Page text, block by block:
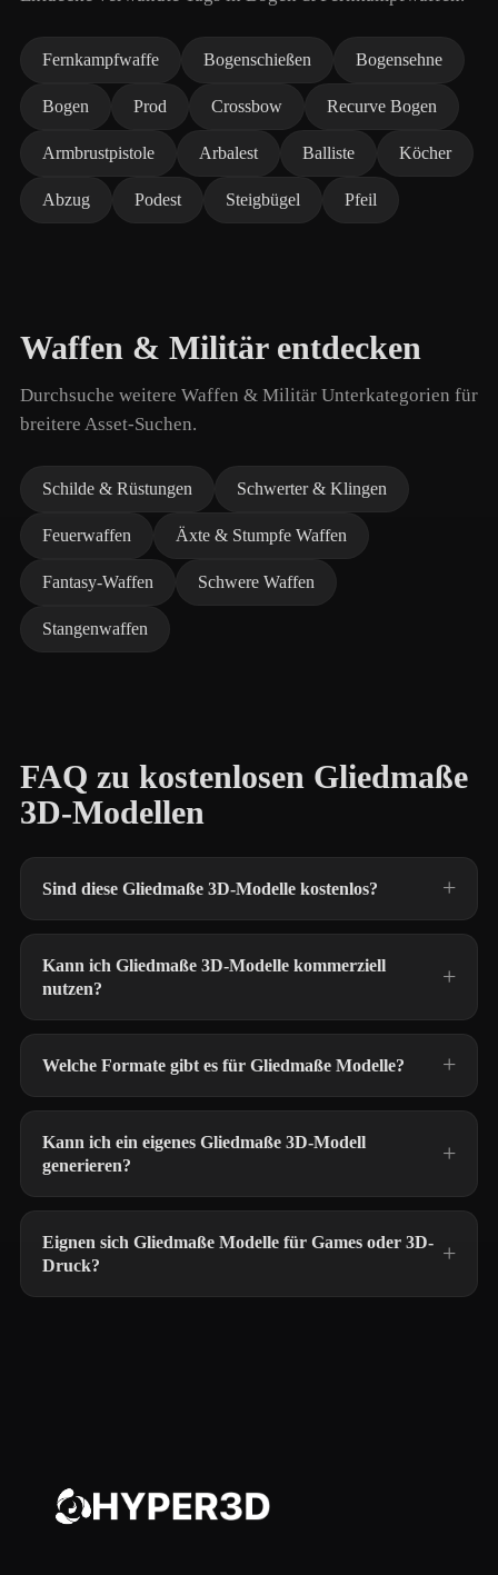
Fernkampfwaffe Bogenschießen Bogensehne
Bogen Prod Crossbow Recurve Bogen
Armbrustpistole Arbalest Balliste Köcher
Abzug Podest Steigbügel Pfeil
Waffen & Militär entdecken
Durchsuche weitere Waffen & Militär Unterkategorien für
breitere Asset-Suchen.
Schilde & Rüstungen Schwerter & Klingen
Feuerwaffen Äxte & Stumpfe Waffen
Fantasy-Waffen Schwere Waffen
Stangenwaffen
FAQ zu kostenlosen Gliedmaße
3D-Modellen
Sind diese Gliedmaße 3D-Modelle kostenlos?
Kann ich Gliedmaße 3D-Modelle kommerziell
nutzen?
Welche Formate gibt es für Gliedmaße Modelle?
Kann ich ein eigenes Gliedmaße 3D-Modell
generieren?
Eignen sich Gliedmaße Modelle für Games oder 3D-
Druck?